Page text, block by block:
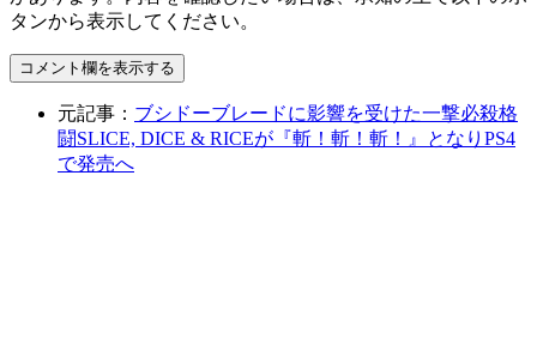
タンから表示してください。
コメント欄を表示する
元記事： ブシドーブレードに影響を受けた一撃必殺格
闘SLICE, DICE & RICEが『斬！斬！斬！』となりPS4
で発売へ